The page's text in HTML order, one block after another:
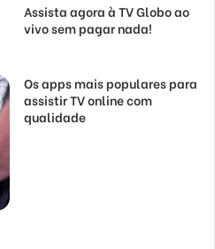
Assista agora à TV Globo ao
vivo sem pagar nada!
Os apps mais populares para
assistir TV online com
qualidade